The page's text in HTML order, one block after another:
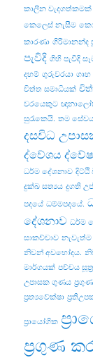
කාලීන වැදගත්කමක්
කෙලෙස් නැසීම
කාරණා ගිරිමානන්ද
පැවිදි ගිහි පැවිදි
දහම් ගුරුවරයා
චිත්ත සමාධියක්
වරයෙකුට
සුරැකෙයි. තම
දසවිධ
ද්වේශය
ධර්ම දේශනාව දිට්ඨි
දුක්ඛ සත්‍යය දුගති
පදයේ ධම්මපදයේ.
දේශනාව ධර්ම
සාකච්චාව නැවැත්ම
නිවන් අවභෝදය.
මාර්ගයක් පච්‌චය
උපාසක ගුණය
ප්‍රත්‍යවේක්ෂා
ප්‍රායෝගික
ප්‍රගුණ